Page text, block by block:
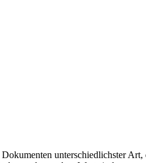
unterschiedlichster